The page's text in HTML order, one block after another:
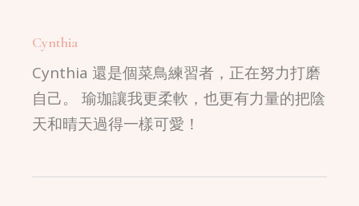
Cynthia
Cynthia 還是個菜鳥練習者，正在努力打磨
自己。 瑜珈讓我更柔軟，也更有力量的把陰
天和晴天過得一樣可愛！